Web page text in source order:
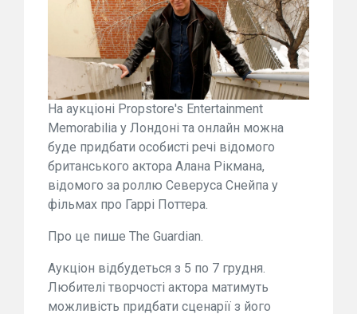
На аукціоні Propstore's Entertainment
Memorabilia у Лондоні та онлайн можна
буде придбати особисті речі відомого
британського актора Алана Рікмана,
відомого за роллю Северуса Снейпа у
фільмах про Гаррі Поттера.
Про це пише The Guardian.
Аукціон відбудеться з 5 по 7 грудня.
Любителі творчості актора матимуть
можливість придбати сценарії з його